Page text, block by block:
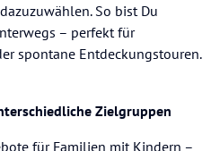
dazuzuwählen. So bist Du
– perfekt für
spontane Entdeckungstouren.
Zielgruppen
für Familien mit Kindern –